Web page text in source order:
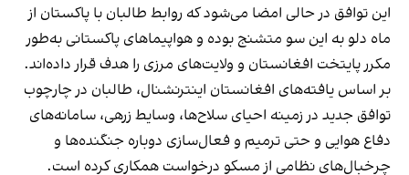
این توافق در حالی امضا می‌شود که روابط طالبان با پاکستان از
ماه دلو به این سو متشنج بوده و هواپیماهای پاکستانی به‌طور
مکرر پایتخت افغانستان و ولایت‌های مرزی را هدف قرار داده‌اند.
بر اساس یافته‌های افغانستان اینترنشنال، طالبان در چارچوب
توافق جدید در زمینه احیای سلاح‌ها، وسایط زرهی، سامانه‌های
دفاع هوایی و حتی ترمیم و فعال‌سازی دوباره جنگنده‌ها و
چرخبال‌های نظامی از مسکو درخواست همکاری کرده است.